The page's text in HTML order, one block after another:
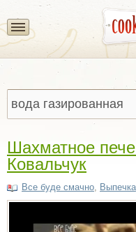
Шахматное
Ковальчук
Все буде смачно, Выпечка